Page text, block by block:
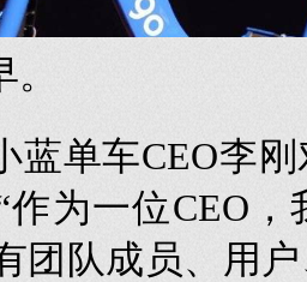
蓝单车CEO李
作为一位CEO
团队成员、用